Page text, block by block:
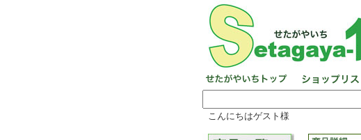
こんにちはゲスト様